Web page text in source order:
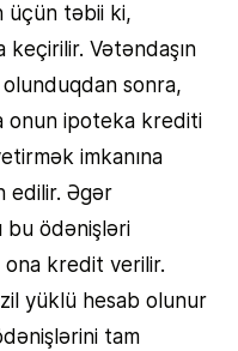
üçün təbii ki,
Vətəndaşın
sonra,
onun ipoteka krediti
imkanına
edilir. Əgər
bu ödənişləri
ona kredit verilir.
yüklü hesab olunur
tam